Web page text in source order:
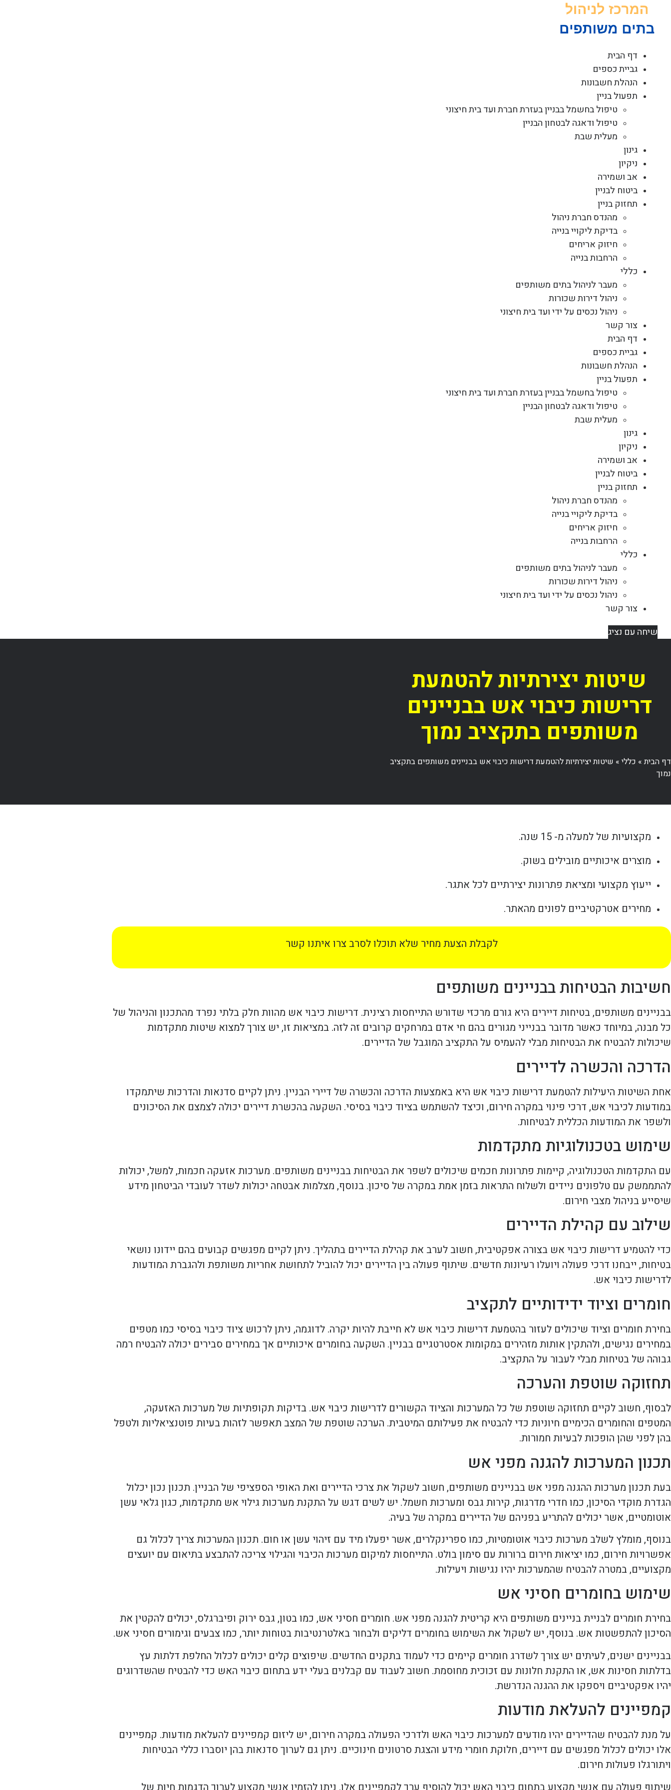
דף הבית
גביית כספים
הנהלת חשבונות
תפעול בניין
טיפול בחשמל בבניין בעזרת חברת ועד בית חיצוני
טיפול ודאגה לבטחון הבניין
מעלית שבת
גינון
ניקיון
אב ושמירה
ביטוח לבניין
תחזוק בניין
מהנדס חברת ניהול
בדיקת ליקויי בנייה
חיזוק אריחים
הרחבות בנייה
כללי
מעבר לניהול בתים משותפים
ניהול דירות שכורות
ניהול נכסים על ידי ועד בית חיצוני
צור קשר
דף הבית
גביית כספים
הנהלת חשבונות
תפעול בניין
טיפול בחשמל בבניין בעזרת חברת ועד בית חיצוני
טיפול ודאגה לבטחון הבניין
מעלית שבת
גינון
ניקיון
אב ושמירה
ביטוח לבניין
תחזוק בניין
מהנדס חברת ניהול
בדיקת ליקויי בנייה
חיזוק אריחים
הרחבות בנייה
כללי
מעבר לניהול בתים משותפים
ניהול דירות שכורות
ניהול נכסים על ידי ועד בית חיצוני
צור קשר
שיחה עם נציג
שיטות יצירתיות להטמעת
דרישות כיבוי אש בבניינים
משותפים בתקציב נמוך
דף הבית» כללי » שיטות יצירתיות להטמעת דרישות כיבוי אש בבניינים משותפים בתקציב
נמוך
מקצועיות של למעלה מ- 15 שנה.
מוצרים איכותיים מובילים בשוק.
ייעוץ מקצועי ומציאת פתרונות יצירתיים לכל אתגר.
מחירים אטרקטיביים לפונים מהאתר.
לקבלת הצעת מחיר שלא תוכלו לסרב צרו איתנו קשר
חשיבות הבטיחות בבניינים משותפים
בבניינים משותפים, בטיחות דיירים היא גורם מרכזי שדורש התייחסות רצינית. דרישות כיבוי אש מהוות חלק בלתי נפרד מהתכנון והניהול של
כל מבנה, במיוחד כאשר מדובר בבנייני מגורים בהם חי אדם במרחקים קרובים זה לזה. במציאות זו, יש צורך למצוא שיטות מתקדמות
שיכולות להבטיח את הבטיחות מבלי להעמיס על התקציב המוגבל של הדיירים.
הדרכה והכשרה לדיירים
אחת השיטות היעילות להטמעת דרישות כיבוי אש היא באמצעות הדרכה והכשרה של דיירי הבניין. ניתן לקיים סדנאות והדרכות שיתמקדו
במודעות לכיבוי אש, דרכי פינוי במקרה חירום, וכיצד להשתמש בציוד כיבוי בסיסי. השקעה בהכשרת דיירים יכולה לצמצם את הסיכונים
ולשפר את המודעות הכללית לבטיחות.
שימוש בטכנולוגיות מתקדמות
עם התקדמות הטכנולוגיה, קיימות פתרונות חכמים שיכולים לשפר את הבטיחות בבניינים משותפים. מערכות אזעקה חכמות, למשל, יכולות
להתממשק עם טלפונים ניידים ולשלוח התראות בזמן אמת במקרה של סיכון. בנוסף, מצלמות אבטחה יכולות לשדר לעובדי הביטחון מידע
שיסייע בניהול מצבי חירום.
שילוב עם קהילת הדיירים
כדי להטמיע דרישות כיבוי אש בצורה אפקטיבית, חשוב לערב את קהילת הדיירים בתהליך. ניתן לקיים מפגשים קבועים בהם יידונו נושאי
בטיחות, ייבחנו דרכי פעולה ויועלו רעיונות חדשים. שיתוף פעולה בין הדיירים יכול להוביל לתחושת אחריות משותפת ולהגברת המודעות
לדרישות כיבוי אש.
חומרים וציוד ידידותיים לתקציב
בחירת חומרים וציוד שיכולים לעזור בהטמעת דרישות כיבוי אש לא חייבת להיות יקרה. לדוגמה, ניתן לרכוש ציוד כיבוי בסיסי כמו מטפים
במחירים נגישים, ולהתקין אותות מזהירים במקומות אסטרטגיים בבניין. השקעה בחומרים איכותיים אך במחירים סבירים יכולה להבטיח רמה
גבוהה של בטיחות מבלי לעבור על התקציב.
תחזוקה שוטפת והערכה
לבסוף, חשוב לקיים תחזוקה שוטפת של כל המערכות והציוד הקשורים לדרישות כיבוי אש. בדיקות תקופתיות של מערכות האזעקה,
המטפים והחומרים הכימיים חיוניות כדי להבטיח את פעילותם המיטבית. הערכה שוטפת של המצב תאפשר לזהות בעיות פוטנציאליות ולטפל
בהן לפני שהן הופכות לבעיות חמורות.
תכנון המערכות להגנה מפני אש
בעת תכנון מערכות ההגנה מפני אש בבניינים משותפים, חשוב לשקול את צרכי הדיירים ואת האופי הספציפי של הבניין. תכנון נכון יכלול
הגדרת מוקדי הסיכון, כמו חדרי מדרגות, קירות גבס ומערכות חשמל. יש לשים דגש על התקנת מערכות גילוי אש מתקדמות, כגון גלאי עשן
אוטומטיים, אשר יכולים להתריע בפניהם של הדיירים במקרה של בעיה.
בנוסף, מומלץ לשלב מערכות כיבוי אוטומטיות, כמו ספרינקלרים, אשר יפעלו מיד עם זיהוי עשן או חום. תכנון המערכות צריך לכלול גם
אפשרויות חירום, כמו יציאות חירום ברורות עם סימון בולט. התייחסות למיקום מערכות הכיבוי והגילוי צריכה להתבצע בתיאום עם יועצים
מקצועיים, במטרה להבטיח שהמערכות יהיו נגישות ויעילות.
שימוש בחומרים חסיני אש
בחירת חומרים לבניית בניינים משותפים היא קריטית להגנה מפני אש. חומרים חסיני אש, כמו בטון, גבס ירוק ופיברגלס, יכולים להקטין את
הסיכון להתפשטות אש. בנוסף, יש לשקול את השימוש בחומרים דליקים ולבחור באלטרנטיבות בטוחות יותר, כמו צבעים וגימורים חסיני אש.
בבניינים ישנים, לעיתים יש צורך לשדרג חומרים קיימים כדי לעמוד בתקנים החדשים. שיפוצים קלים יכולים לכלול החלפת דלתות עץ
בדלתות חסינות אש, או התקנת חלונות עם זכוכית מחוסמת. חשוב לעבוד עם קבלנים בעלי ידע בתחום כיבוי האש כדי להבטיח שהשדרוגים
יהיו אפקטיביים ויספקו את ההגנה הנדרשת.
קמפיינים להעלאת מודעות
על מנת להבטיח שהדיירים יהיו מודעים למערכות כיבוי האש ולדרכי הפעולה במקרה חירום, יש ליזום קמפיינים להעלאת מודעות. קמפיינים
אלו יכולים לכלול מפגשים עם דיירים, חלוקת חומרי מידע והצגת סרטונים חינוכיים. ניתן גם לערוך סדנאות בהן יוסברו כללי הבטיחות
ויתורגלו פעולות חירום.
שיתוף פעולה עם אנשי מקצוע בתחום כיבוי האש יכול להוסיף ערך לקמפיינים אלו. ניתן להזמין אנשי מקצוע לערוך הדגמות חיות של